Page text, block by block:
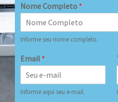
Nome Completo *
Informe seu nome completo.
Email *
Informe aqui seu e-mail.